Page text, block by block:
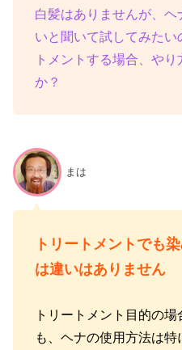
白髪はありませんが、ヘ
いと聞いて試してみた
トメントする場合、や
か？
まは
トリートメントでも
は違いはありません
トリートメント目的の
も、ヘナの使用方法は